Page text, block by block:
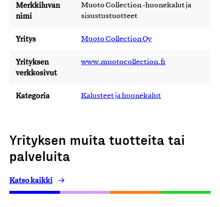
Merkkiluvan
nimi
Muoto Collection -huonekalut ja
sisustustuotteet
Yritys Muoto Collection Oy
Yrityksen
verkkosivut
www.muotocollection.fi
Kategoria Kalusteet ja huonekalut
Yrityksen muita tuotteita tai
palveluita
Katso kaikki